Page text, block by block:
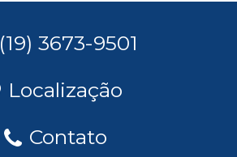
(19) 3673-9501
Localização
Contato